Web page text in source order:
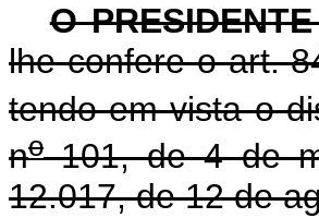
O
lhe confere o art.
tendo em vista o
no101, de 4 de
12.017, de 12 de